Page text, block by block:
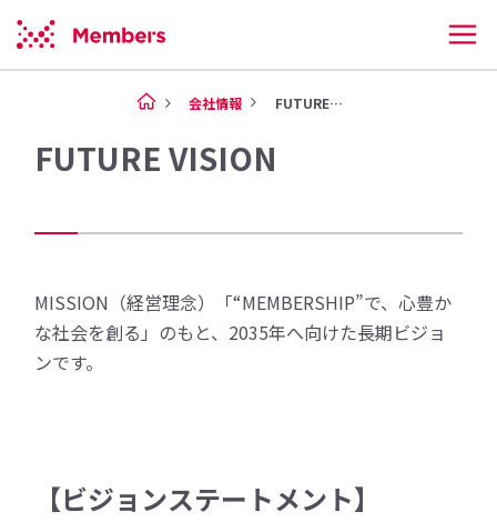
会社情報 FUTURE VISION
FUTURE VISION
MISSION（経営理念）「“MEMBERSHIP”で、心豊か
な社会を創る」のもと、2035年へ向けた長期ビジョ
ンです。
【ビジョンステートメント】